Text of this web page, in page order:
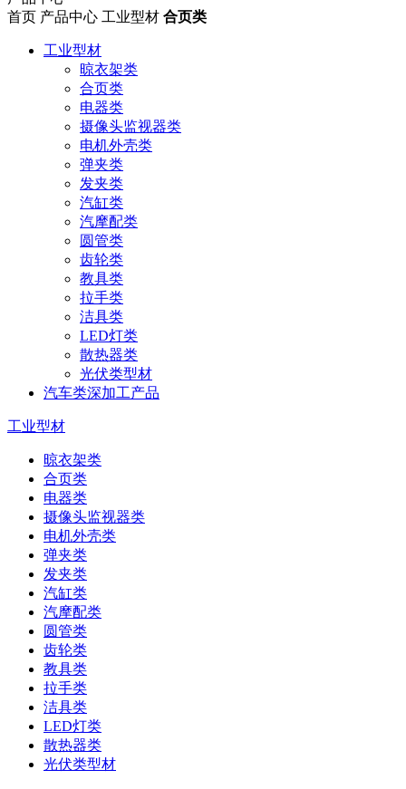
首页 产品中心 工业型材 合页类
工业型材
晾衣架类
合页类
电器类
摄像头监视器类
电机外壳类
弹夹类
发夹类
汽缸类
汽摩配类
圆管类
齿轮类
教具类
拉手类
洁具类
LED灯类
散热器类
光伏类型材
汽车类深加工产品
工业型材
晾衣架类
合页类
电器类
摄像头监视器类
电机外壳类
弹夹类
发夹类
汽缸类
汽摩配类
圆管类
齿轮类
教具类
拉手类
洁具类
LED灯类
散热器类
光伏类型材